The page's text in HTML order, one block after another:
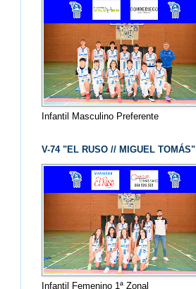
Infantil Masculino Preferente
V-74 "EL RUSO // MIGUEL TOMÁS"
Infantil Femenino 1ª Zonal